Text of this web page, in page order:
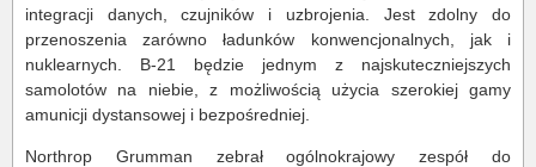
integracji danych, czujników i uzbrojenia. Jest zdolny do
przenoszenia zarówno ładunków konwencjonalnych, jak i
nuklearnych. B-21 będzie jednym z najskuteczniejszych
samolotów na niebie, z możliwością użycia szerokiej gamy
amunicji dystansowej i bezpośredniej.
Northrop Grumman zebrał ogólnokrajowy zespół do